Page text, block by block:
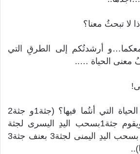
معكما…و أرشدتُكم إلى الطرقِ التي
جثة3: أتعرفا معنى الحياة التي أنتُما فيها؟ (جثة1و جثة2
تتقدما باتجاهِ جثة3ويقوم جثة1بسحب اليدِ اليسرى لجثة
3بعنف ويقوم جثة2 بسحب اليدِ اليمنى لجثة3 بعنف جثة3